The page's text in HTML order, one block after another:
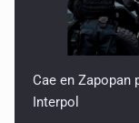
Cae en
Interpol